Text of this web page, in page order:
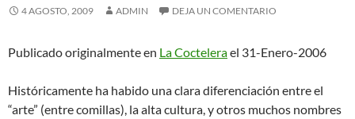
4 AGOSTO, 2009 ADMIN DEJA UN COMENTARIO
Publicado originalmente en La Coctelerael 31-Enero-2006
Históricamente ha habido una clara diferenciación entre el
“arte” (entre comillas), la alta cultura, y otros muchos nombres